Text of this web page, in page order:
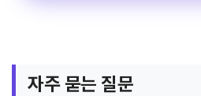
자주 묻는 질문